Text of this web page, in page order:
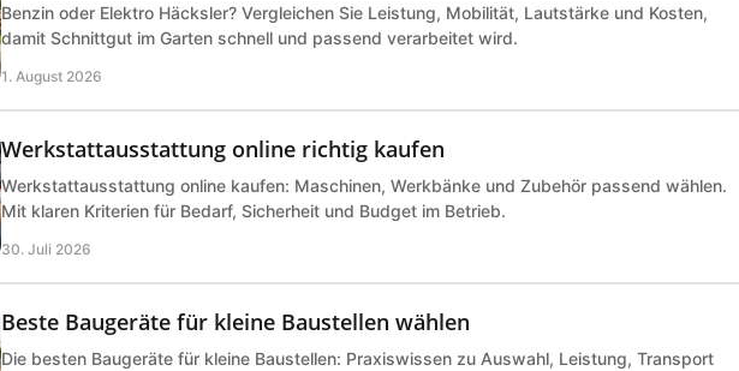
Benzin oder Elektro Häcksler? Vergleichen Sie Leistung, Mobilität, Lautstärke und Kosten,
damit Schnittgut im Garten schnell und passend verarbeitet wird.
1. August 2026
Werkstattausstattung online richtig kaufen
Werkstattausstattung online kaufen: Maschinen, Werkbänke und Zubehör passend wählen.
Mit klaren Kriterien für Bedarf, Sicherheit und Budget im Betrieb.
30. Juli 2026
Beste Baugeräte für kleine Baustellen wählen
Die besten Baugeräte für kleine Baustellen: Praxiswissen zu Auswahl, Leistung, Transport